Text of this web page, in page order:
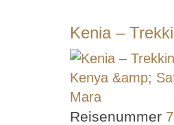
Kenia –
Reisenummer